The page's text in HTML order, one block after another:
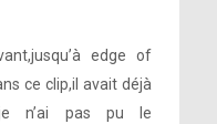
edge of
ce clip,il avait déjà
n’ai pas pu le